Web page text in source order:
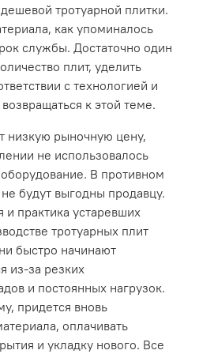
тротуарной плитки.
как упоминалось
службы. Достаточно один
плит, уделить
с технологией и
к этой теме.
низкую рыночную цену,
не использовалось
В противном
будут выгодны продавцу.
и практика устаревших
тротуарных плит
быстро начинают
из-за резких
и постоянных нагрузок.
придется вновь
оплачивать
и укладку нового. Все